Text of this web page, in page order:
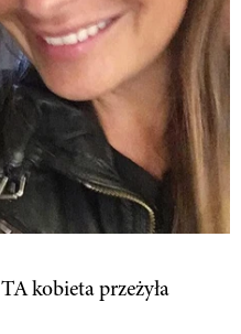
kobieta przeżyła